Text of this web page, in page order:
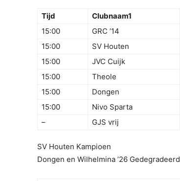
Tijd Clubnaam1
15:00
GRC ’14
15:00
SV Houten
15:00
JVC Cuijk
15:00
Theole
15:00
Dongen
15:00
Nivo Sparta
–
GJS vrij
SV Houten Kampioen
Dongen en Wilhelmina ’26 Gedegradeerd